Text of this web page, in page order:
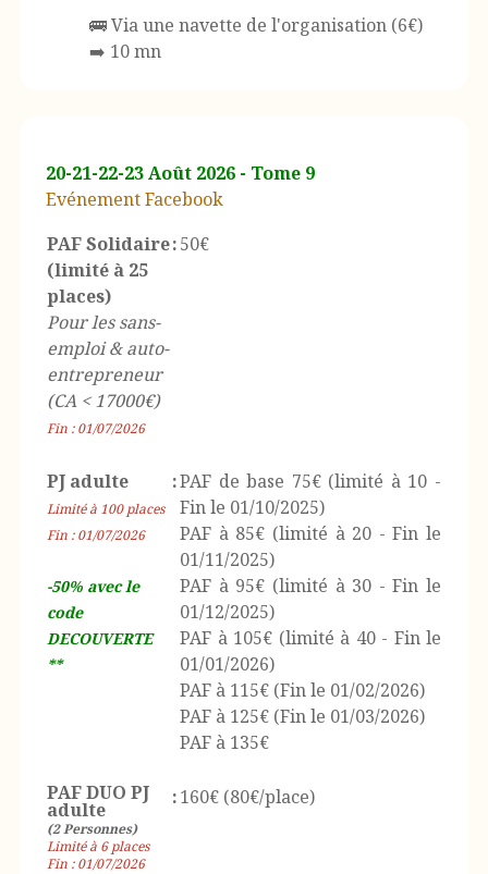
🚌 Via une navette de l'organisation (6€)
➡️ 10 mn
20-21-22-23 Août 2026 - Tome 9
Evénement Facebook
PAF Solidaire
(limité à 25
places)
Pour les sans-
emploi & auto-
entrepreneur
(CA < 17000€)
Fin : 01/07/2026
:50€
PJ adulte
Limité à 100 places
Fin : 01/07/2026
-50% avec le
code
DECOUVERTE
**
:PAF de base 75€ (limité à 10 -
Fin le 01/10/2025)
PAF à 85€ (limité à 20 - Fin le
01/11/2025)
PAF à 95€ (limité à 30 - Fin le
01/12/2025)
PAF à 105€ (limité à 40 - Fin le
01/01/2026)
PAF à 115€ (Fin le 01/02/2026)
PAF à 125€ (Fin le 01/03/2026)
PAF à 135€
PAF DUO PJ
adulte
(2 Personnes)
Limité à 6 places
Fin : 01/07/2026
:160€ (80€/place)